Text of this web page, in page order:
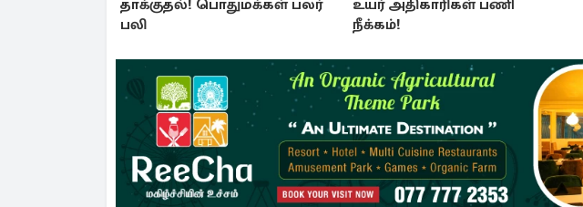
தாக்குதல்! பொதுமக்கள் பலர்
பலி
உயர் அதிகாரிகள் பணி
நீக்கம்!